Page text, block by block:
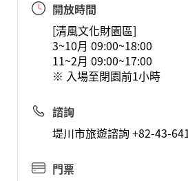
開放時間
[清風文化財園區]
3~10月 09:00~18:00
11~2月 09:00~17:00
※ 入場至閉園前1小時
諮詢
堤川市旅遊諮詢 +82-43-
門票